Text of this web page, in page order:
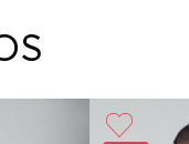
la recogida del